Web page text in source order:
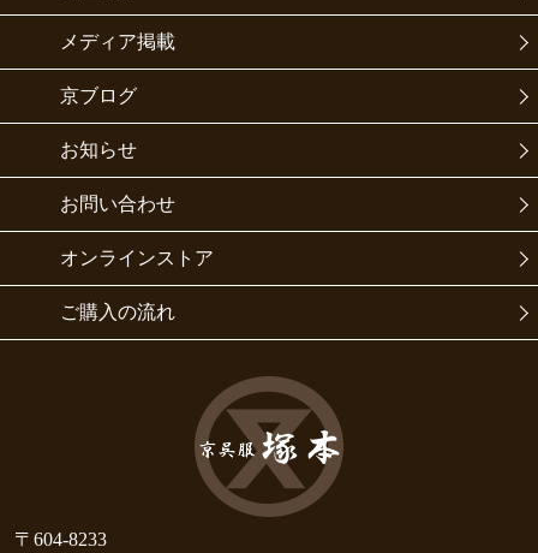
メディア掲載
京ブログ
お知らせ
お問い合わせ
オンラインストア
ご購入の流れ
〒604-8233